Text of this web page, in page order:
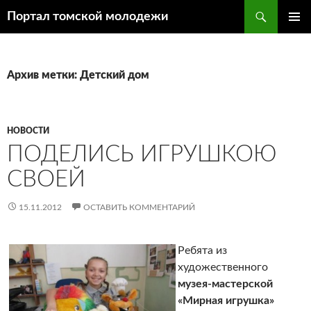
Портал томской молодежи
Архив метки: Детский дом
НОВОСТИ
ПОДЕЛИСЬ ИГРУШКОЮ
СВОЕЙ
15.11.2012 ОСТАВИТЬ КОММЕНТАРИЙ
Ребята из
художественного
музея-мастерской
«Мирная игрушка»